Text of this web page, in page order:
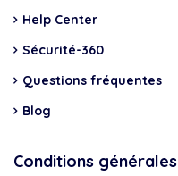
Help Center
Sécurité-360
Questions fréquentes
Blog
Conditions générales